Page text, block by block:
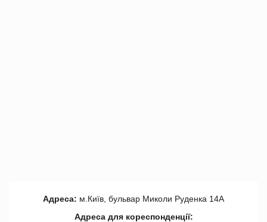
Адреса: м.Київ, бульвар Миколи Руденка 14А
Адреса для кореспонденції: